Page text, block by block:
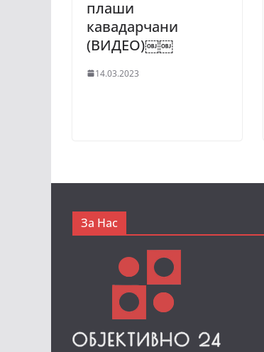
плаши
кавадарчани
(ВИДЕО)￼￼
14.03.2023
За Нас